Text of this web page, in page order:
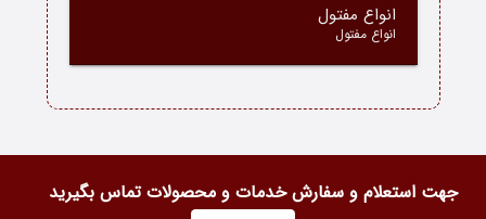
انواع مفتول
انواع مفتول
جهت استعلام و سفارش خدمات و محصولات تماس بگیرید